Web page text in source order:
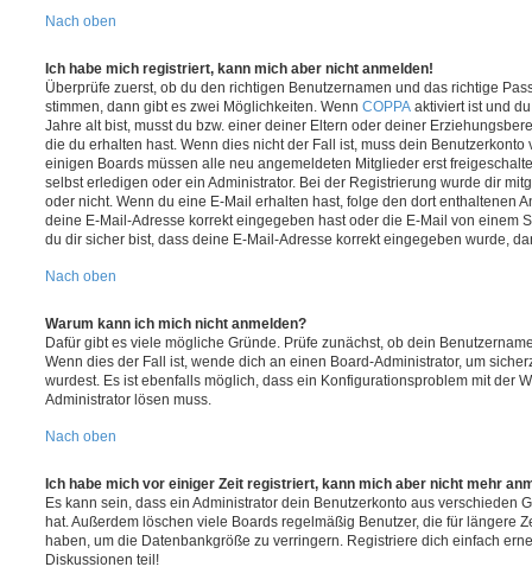
Nach oben
Ich habe mich registriert, kann mich aber nicht anmelden!
Überprüfe zuerst, ob du den richtigen Benutzernamen und das richtige
stimmen, dann gibt es zwei Möglichkeiten. Wenn COPPA aktiviert ist und
Jahre alt bist, musst du bzw. einer deiner Eltern oder deiner
die du erhalten hast. Wenn dies nicht der Fall ist, muss dein
einigen Boards müssen alle neu angemeldeten Mitglieder erst
selbst erledigen oder ein Administrator. Bei der Registrierung wurde dir
oder nicht. Wenn du eine E-Mail erhalten hast, folge den dort enthaltenen
deine E-Mail-Adresse korrekt eingegeben hast oder die E-Mail von einem
du dir sicher bist, dass deine E-Mail-Adresse korrekt eingegeben wurde,
Nach oben
Warum kann ich mich nicht anmelden?
Dafür gibt es viele mögliche Gründe. Prüfe zunächst, ob dein
Wenn dies der Fall ist, wende dich an einen Board-Administrator, um
wurdest. Es ist ebenfalls möglich, dass ein Konfigurationsproblem mit der
Administrator lösen muss.
Nach oben
Ich habe mich vor einiger Zeit registriert, kann mich aber nicht mehr
Es kann sein, dass ein Administrator dein Benutzerkonto aus verschieden
hat. Außerdem löschen viele Boards regelmäßig Benutzer, die für längere
haben, um die Datenbankgröße zu verringern. Registriere dich einfach
Diskussionen teil!